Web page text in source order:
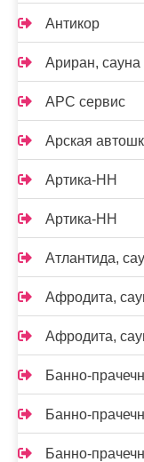
Антикор
Ариран, сауна
АРС сервис
Арская
Артика-НН
Артика-НН
Атлантида,
Афродита,
Афродита,
Банно-
Банно-
Банно-